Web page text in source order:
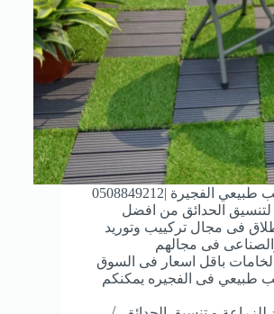
توريد وتركيب عشب طبيعي الفجيرة |0508849212
لتنسيق الحدائق من افضل
فى مجال تركييب وتوريد
فى مجالهم
باقل اسعار فى السوق
طبيعي فى الفجيره يمكنكم